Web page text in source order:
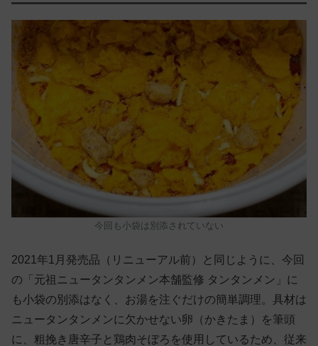
今回も小袋は別添されていない
2021年1月発売品（リニューアル前）と同じように、今回
の「元祖ニュータンタンメン本舗監修 タンタンメン」に
も小袋の別添はなく、お湯を注ぐだけの簡単調理。具材は
ニュータンタンメンに欠かせない卵（かきたま）を筆頭
に、粗挽き唐辛子と鶏肉そぼろを使用しているため、従来